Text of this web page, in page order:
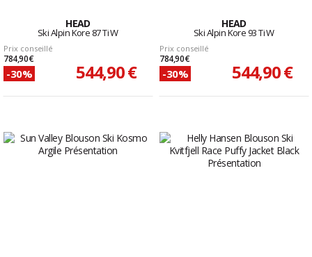
HEAD
Ski Alpin Kore 87 Ti W
Prix conseillé
784,90 €
-30% 544,90 €
HEAD
Ski Alpin Kore 93 Ti W
Prix conseillé
784,90 €
-30% 544,90 €